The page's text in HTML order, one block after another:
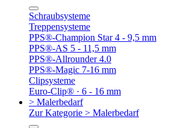
Schraubsysteme
Treppensysteme
PPS®-Champion Star 4 - 9,5 mm
PPS®-AS 5 - 11,5 mm
PPS®-Allrounder 4.0
PPS®-Magic 7-16 mm
Clipsysteme
Euro-Clip® · 6 - 16 mm
> Malerbedarf
Zur Kategorie > Malerbedarf